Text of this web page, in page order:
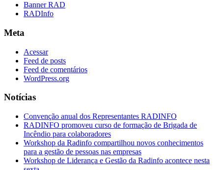
Banner RAD
RADInfo
Meta
Acessar
Feed de posts
Feed de comentários
WordPress.org
Notícias
Convenção anual dos Representantes RADINFO
RADINFO promoveu curso de formação de Brigada de
Incêndio para colaboradores
Workshop da Radinfo compartilhou novos conhecimentos
para a gestão de pessoas nas empresas
Workshop de Liderança e Gestão da Radinfo acontece nesta